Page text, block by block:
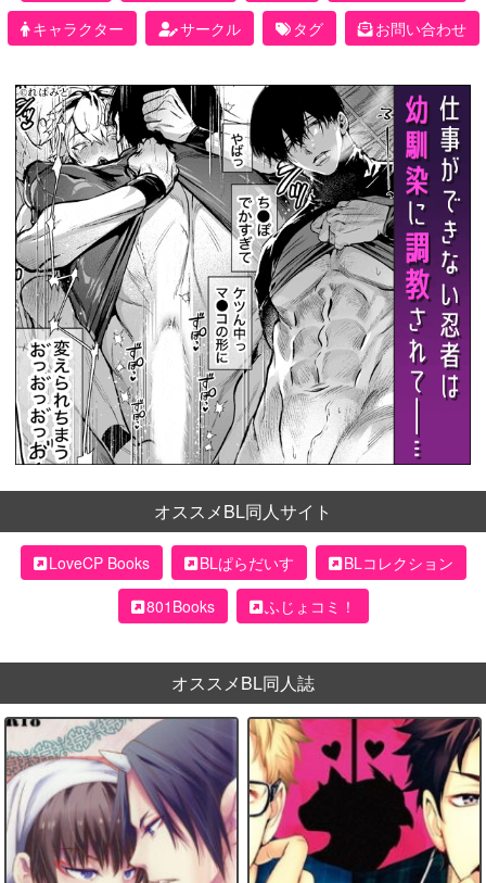
キャラクター
サークル タグ お問い合わせ
オススメBL同人サイト
LoveCP Books BLぱらだいす
BLコレクション
801Books
ふじょコミ！
オススメBL同人誌